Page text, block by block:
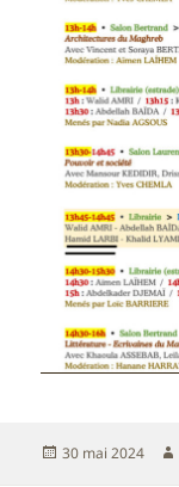
Publié
30 mai 2024